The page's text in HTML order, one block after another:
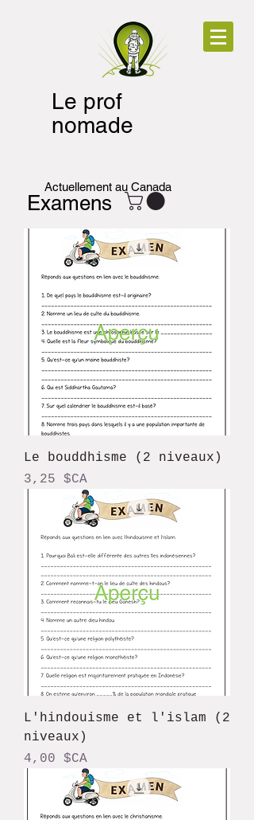
Le prof
nomade
Actuellement au Canada
Le bouddhisme (2 niveaux)
Prix
3,25 $CA
L'hindouisme et l'islam (2
niveaux)
Prix
4,00 $CA
Examens